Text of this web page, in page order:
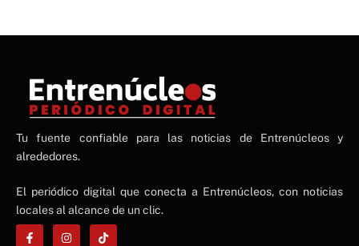
NE
NEWS ELEMENTOR
Tu fuente confiable para las noticias de Entrenúcleos y
alrededores.
El periódico digital que conecta a Entrenúcleos, con noticias
locales al alcance de un clic.